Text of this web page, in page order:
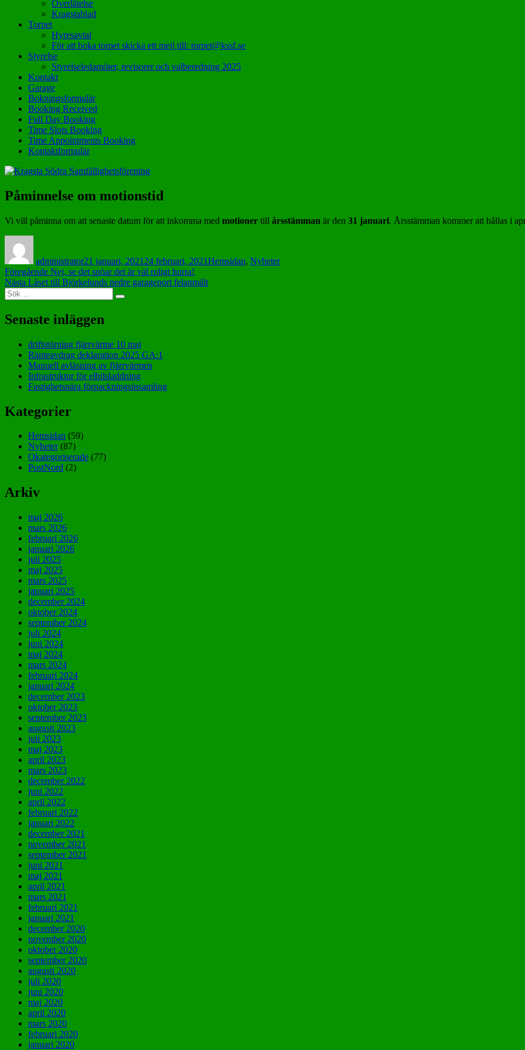
Överlåtelse
Kragstablad
Torpet
Hyresavtal
För att boka torpet skicka ett mejl till: torpet@kssf.se
Styrelse
Styrelseledamöter, revisorer och valberedning 2025
Kontakt
Garage
Bokningsformulär
Booking Received
Full Day Booking
Time Slots Booking
Time Appointments Booking
Kontaktformulär
Påminnelse om motionstid
Vi vill påminna om att senaste datum för att inkomma med motioner till årsstämman är den 31 januari. Årsstämman kommer att hållas i
administrator21 januari, 2021 24 februari, 2021Hemsidan, Nyheter
Inläggsnavigering
Föregående Föregående
inlägg:
Nej, se det snöar det är väl roligt hurra!
Nästa Nästa
Låset till Björkelunds nedre garageport felanmält
Sök
efter:
Sök
Senaste inläggen
driftstörning fjärrvärme 10 maj
Ränteavdrag deklaration 2025 GA:1
Manuell avläsning av fjärrvärmen
Infrastruktur för elbilsladdning
Fastighetsnära förpackningsinsamling
Kategorier
Hemsidan (59)
Nyheter(87)
Okategoriserade (77)
PostNord (2)
Arkiv
maj 2026
mars 2026
februari 2026
januari 2026
juli 2025
maj 2025
mars 2025
januari 2025
december 2024
oktober 2024
september 2024
juli 2024
juni 2024
maj 2024
mars 2024
februari 2024
januari 2024
december 2023
oktober 2023
september 2023
augusti 2023
juli 2023
maj 2023
april 2023
mars 2023
december 2022
juni 2022
april 2022
februari 2022
januari 2022
december 2021
november 2021
september 2021
juni 2021
maj 2021
april 2021
mars 2021
februari 2021
januari 2021
december 2020
november 2020
oktober 2020
september 2020
augusti 2020
juli 2020
juni 2020
maj 2020
april 2020
mars 2020
februari 2020
januari 2020